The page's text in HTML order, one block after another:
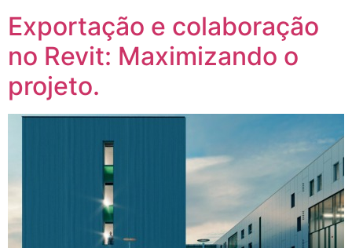
Exportação e colaboração
no Revit: Maximizando o
projeto.